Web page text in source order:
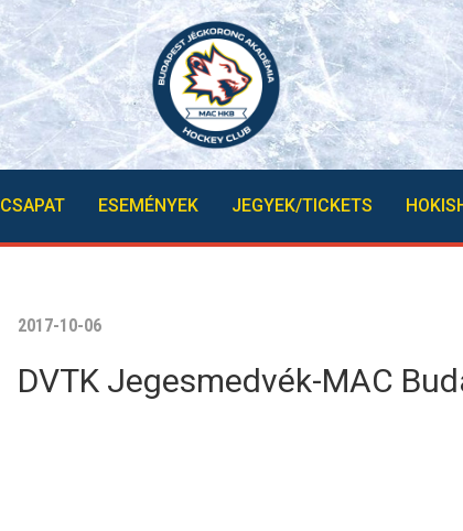
CSAPAT ESEMÉNYEK JEGYEK/TICKETS
2017-10-06
DVTK Jegesmedvék-MAC